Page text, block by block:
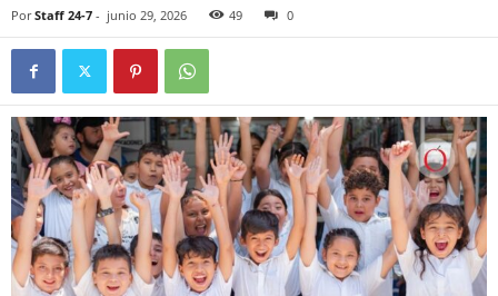
Por Staff 24-7 - junio 29, 2026 49 0